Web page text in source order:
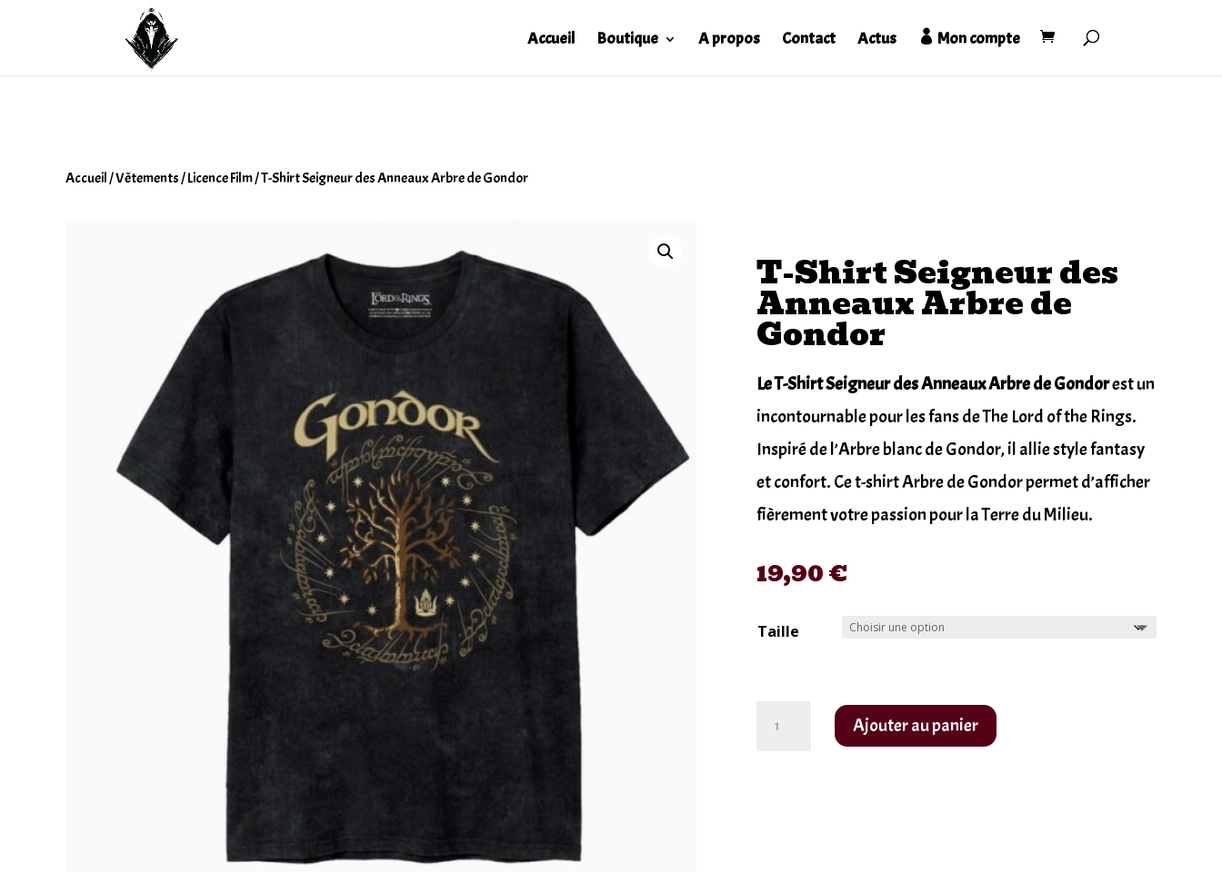
Accueil Boutique A propos Contact Actus Mon compte
Accueil/Vêtements/Licence Film/ T-Shirt Seigneur des Anneaux Arbre de Gondor
T-Shirt Seigneur des
Anneaux Arbre de
Gondor
Le T-Shirt Seigneur des Anneaux Arbre de Gondorest un
incontournable pour les fans de The Lord of the Rings.
Inspiré de l’Arbre blanc de Gondor, il allie style fantasy
et confort. Ce t-shirt Arbre de Gondor permet d’afficher
fièrement votre passion pour la Terre du Milieu.
19,90€
Taille
Ajouter au panier